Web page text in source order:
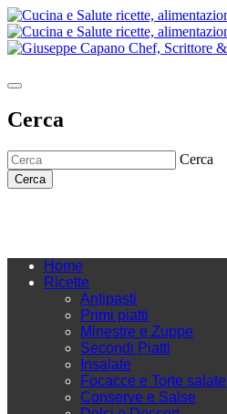
Cerca
Cerca
Cerca
Home
Ricette
Antipasti
Primi piatti
Minestre e Zuppe
Secondi Piatti
Insalate
Focacce e Torte salate
Conserve e Salse